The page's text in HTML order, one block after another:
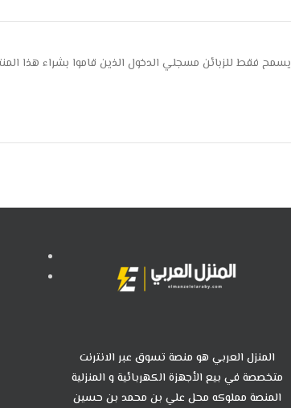
يسمح فقط للزبائن مسجلي الدخول الذين قاموا بشراء هذا
المنزل العربي هو منصة تسوق عبر الانترنت
متخصصة في بيع الأجهزة الكهربائية و المنزلية
المنصة مملوكه محل علي بن محمد بن حسين